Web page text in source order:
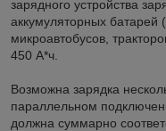
зарядного устройства
аккумуляторных батарей
микроавтобусов,
450 А*ч.
Возможна зарядка
параллельном
должна суммарно